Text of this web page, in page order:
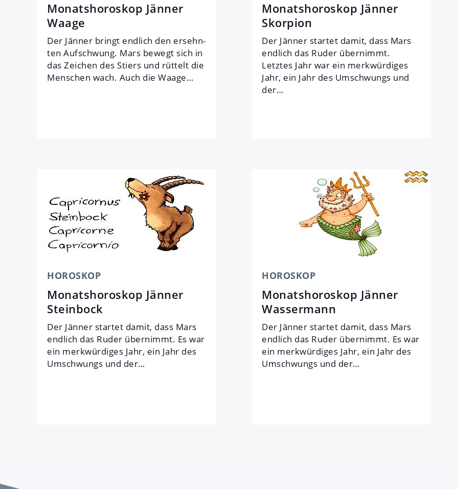
Monatshoroskop Jänner
Waage
Der Jän­ner bringt end­lich den er­sehn­
ten Auf­schwung. Mars be­wegt sich in
das Zei­chen des Stiers und rüt­telt die
Men­schen wach. Auch die Waa­ge…
Monatshoroskop Jänner
Skorpion
Der Jän­ner star­tet da­mit, dass Mars
end­lich das Ru­der über­nimmt.
Letztes Jahr war ein merk­wür­di­ges
Jahr, ein Jahr des Um­schwungs und
der…
HOROSKOP
Monatshoroskop Jänner
Steinbock
Der Jän­ner star­tet da­mit, dass Mars
end­lich das Ru­der über­nimmt. Es war
ein merk­wür­di­ges Jahr, ein Jahr des
Um­schwungs und der…
HOROSKOP
Monatshoroskop Jänner
Wassermann
Der Jän­ner star­tet da­mit, dass Mars
end­lich das Ru­der über­nimmt. Es war
ein merk­wür­di­ges Jahr, ein Jahr des
Um­schwungs und der…